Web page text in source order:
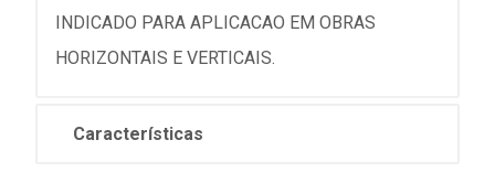
INDICADO PARA APLICACAO EM OBRAS
HORIZONTAIS E VERTICAIS.
Características